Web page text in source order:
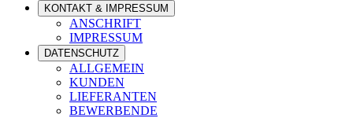
KONTAKT & IMPRESSUM
ANSCHRIFT
IMPRESSUM
DATENSCHUTZ
ALLGEMEIN
KUNDEN
LIEFERANTEN
BEWERBENDE